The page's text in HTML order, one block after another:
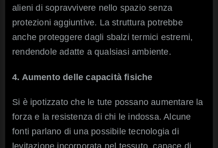
alieni di sopravvivere nello spazio senza
protezioni aggiuntive. La struttura potrebbe
anche proteggere dagli sbalzi termici estremi,
rendendole adatte a qualsiasi ambiente.
4. Aumento delle capacità fisiche
Si è ipotizzato che le tute possano aumentare la
forza e la resistenza di chi le indossa. Alcune
fonti parlano di una possibile tecnologia di